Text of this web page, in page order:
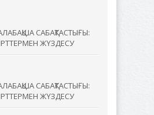
САБАҚТАСТЫҒЫ:
ЖҮЗДЕСУ
САБАҚТАСТЫҒЫ:
ЖҮЗДЕСУ